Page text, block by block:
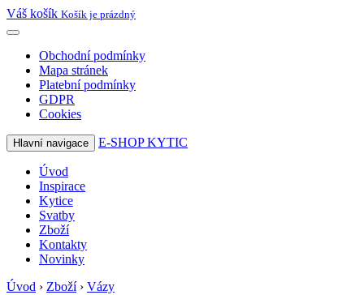
Váš košík Košík je prázdný
Obchodní podmínky
Mapa stránek
Platební podmínky
GDPR
Cookies
Hlavní navigace E-SHOP KYTIC
Úvod
Inspirace
Kytice
Svatby
Zboží
Kontakty
Novinky
Úvod › Zboží › Vázy